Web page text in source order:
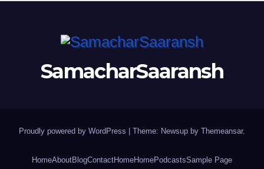
SamacharSaaransh
Proudly powered by WordPress Theme: Newsup by Themeansar.
HomeAboutBlogContactHomeHomePodcastsSample Page